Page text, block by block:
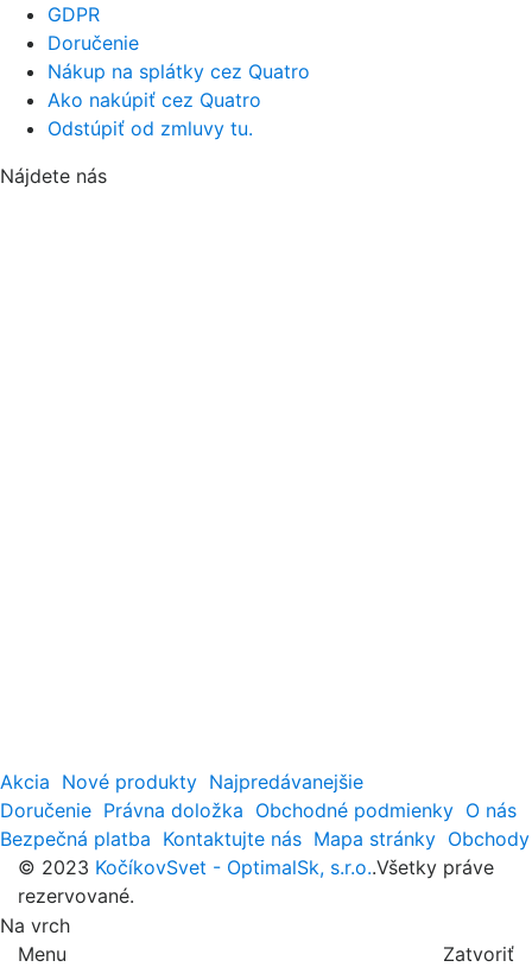
GDPR
Doručenie
Nákup na splátky cez Quatro
Ako nakúpiť cez Quatro
Odstúpiť od zmluvy tu.
Nájdete nás
Akcia Nové produkty Najpredávanejšie
Doručenie Právna doložka Obchodné podmienky O nás
Bezpečná platba Kontaktujte nás Mapa stránky Obchody
© 2023 KočíkovSvet - OptimalSk, s.r.o..Všetky práve
rezervované.
Na vrch
Menu
Zatvoriť